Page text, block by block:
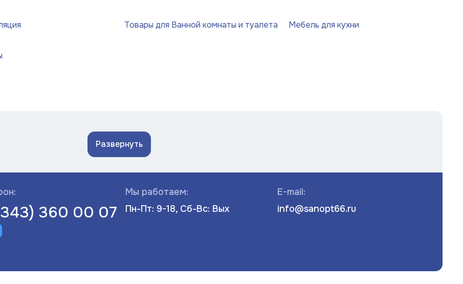
Товары для Ванной комнаты и туалета Мебель для кухни
Развернуть
360 00 07
Мы работаем:
Пн-Пт: 9-18, Сб-Вс: Вых
E-mail:
info@sanopt66.ru